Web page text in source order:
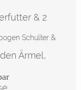
& 2
Schulter &
Ärmel,